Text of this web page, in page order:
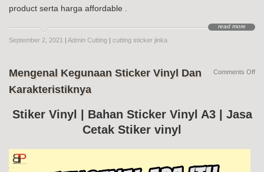
product serta harga affordable .
read more
September 2, 2021 Admin Cutting cutting sticker jinka
Mengenal Kegunaan Sticker Vinyl Dan
Karakteristiknya
Stiker Vinyl | Bahan Sticker Vinyl A3 | Jasa
Cetak Stiker vinyl
Comments Offon